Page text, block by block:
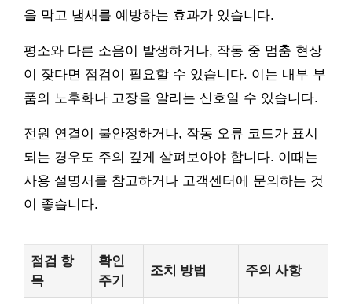
을 막고 냄새를 예방하는 효과가 있습니다.
평소와 다른 소음이 발생하거나, 작동 중 멈춤 현상
이 잦다면 점검이 필요할 수 있습니다. 이는 내부 부
품의 노후화나 고장을 알리는 신호일 수 있습니다.
전원 연결이 불안정하거나, 작동 오류 코드가 표시
되는 경우도 주의 깊게 살펴보아야 합니다. 이때는
사용 설명서를 참고하거나 고객센터에 문의하는 것
이 좋습니다.
점검 항
목
확인
주기
조치 방법 주의 사항